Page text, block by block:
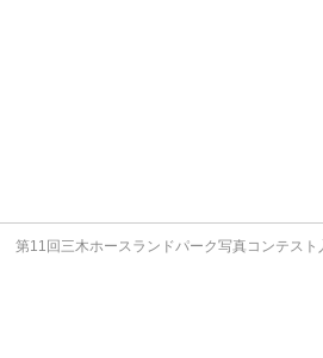
第11回三木ホースランドパーク写真コンテスト